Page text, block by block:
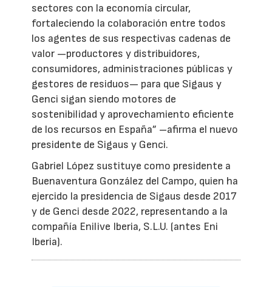
sectores con la economía circular,
fortaleciendo la colaboración entre todos
los agentes de sus respectivas cadenas de
valor —productores y distribuidores,
consumidores, administraciones públicas y
gestores de residuos— para que Sigaus y
Genci sigan siendo motores de
sostenibilidad y aprovechamiento eficiente
de los recursos en España” –afirma el nuevo
presidente de Sigaus y Genci.
Gabriel López sustituye como presidente a
Buenaventura González del Campo, quien ha
ejercido la presidencia de Sigaus desde 2017
y de Genci desde 2022, representando a la
compañía Enilive Iberia, S.L.U. (antes Eni
Iberia).